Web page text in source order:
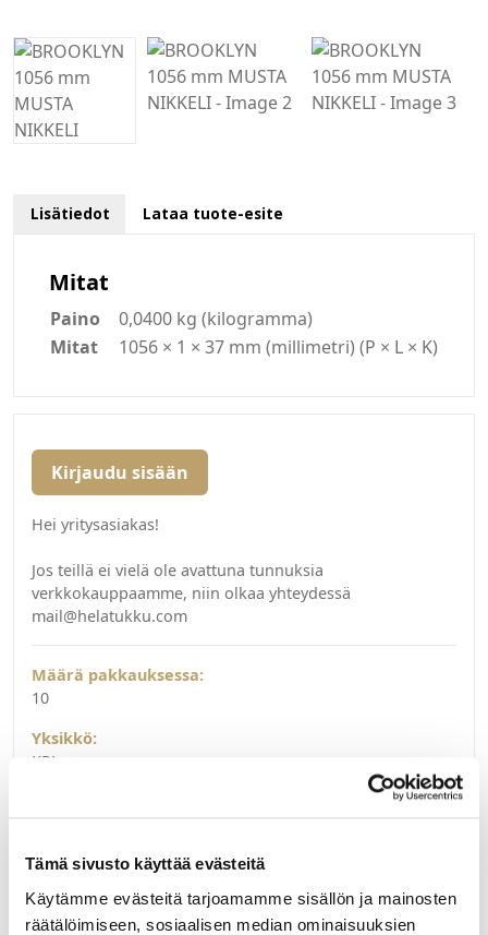
Tämä sivusto käyttää evästeitä
Käytämme evästeitä tarjoamamme sisällön ja mainosten
räätälöimiseen, sosiaalisen median ominaisuuksien
Lisätiedot Lataa tuote-esite
Mitat
Paino
0,0400 kg (kilogramma)
Mitat
1056 × 1 × 37 mm (millimetri) (P × L × K)
Kirjaudu sisään
Hei yritysasiakas!
Jos teillä ei vielä ole avattuna tunnuksia
verkkokauppaamme, niin olkaa yhteydessä
mail@helatukku.com
Määrä pakkauksessa:
10
Yksikkö:
KPL